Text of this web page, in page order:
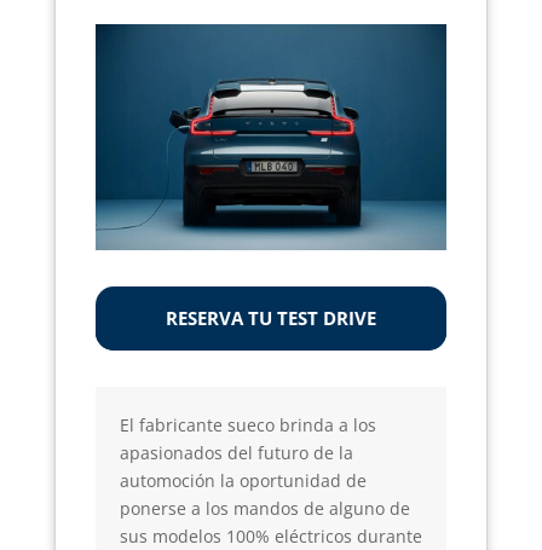
RESERVA TU TEST DRIVE
El fabricante sueco brinda a los
apasionados del futuro de la
automoción la oportunidad de
ponerse a los mandos de alguno de
sus modelos 100% eléctricos durante